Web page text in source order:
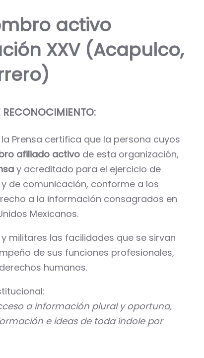
activo
XXV (Acapulco,
RECONOCIMIENTO:
Prensa certifica que la persona cuyos
afiliado activo de esta organización,
y acreditado para el ejercicio de
de comunicación, conforme a los
a la información consagrados en
Mexicanos.
militares las facilidades que se sirvan
de sus funciones profesionales,
humanos.
a información plural y oportuna,
e ideas de toda índole por